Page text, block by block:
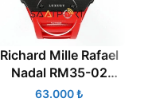
Richard Mille Rafael
Nadal RM35-02
Tourbillon Karbon
₺